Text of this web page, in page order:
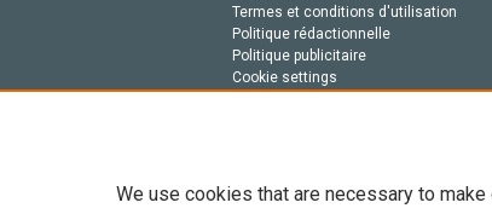
Termes et conditions d'utilisation
Politique rédactionnelle
Politique publicitaire
Cookie settings
We use cookies that are necessary to